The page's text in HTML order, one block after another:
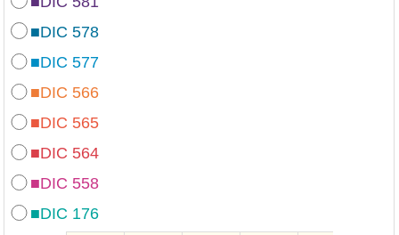
■DIC 578
■DIC 577
■DIC 566
■DIC 565
■DIC 564
■DIC 558
■DIC 176